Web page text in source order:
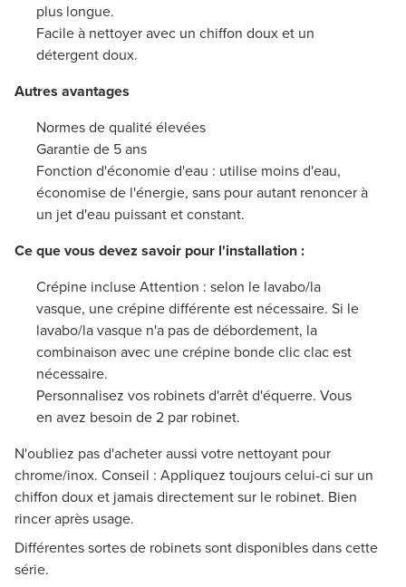
plus longue.
Facile à nettoyer avec un chiffon doux et un
détergent doux.
Autres avantages
Normes de qualité élevées
Garantie de 5 ans
Fonction d'économie d'eau : utilise moins d'eau,
économise de l'énergie, sans pour autant renoncer à
un jet d'eau puissant et constant.
Ce que vous devez savoir pour l'installation :
Crépine incluse Attention : selon le lavabo/la
vasque, une crépine différente est nécessaire. Si le
lavabo/la vasque n'a pas de débordement, la
combinaison avec une crépine bonde clic clac est
nécessaire.
Personnalisez vos robinets d'arrêt d'équerre. Vous
en avez besoin de 2 par robinet.
N'oubliez pas d'acheter aussi votre nettoyant pour
chrome/inox. Conseil : Appliquez toujours celui-ci sur un
chiffon doux et jamais directement sur le robinet. Bien
rincer après usage.
Différentes sortes de robinets sont disponibles dans cette
série.